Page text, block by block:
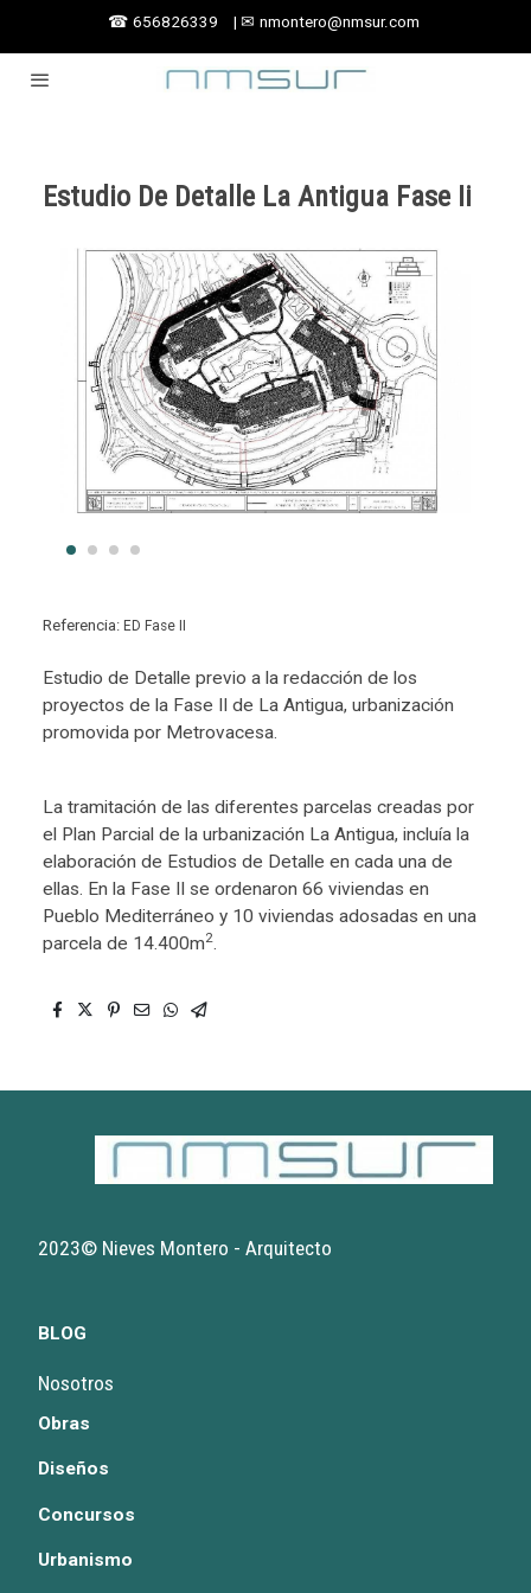
☎ 656826339 | ✉ nmontero@nmsur.com
Estudio De Detalle La Antigua Fase Ii
Referencia: ED Fase II
Estudio de Detalle previo a la redacción de los
proyectos de la Fase II de La Antigua, urbanización
promovida por Metrovacesa.
La tramitación de las diferentes parcelas creadas por
el Plan Parcial de la urbanización La Antigua, incluía la
elaboración de Estudios de Detalle en cada una de
ellas. En la Fase II se ordenaron 66 viviendas en
Pueblo Mediterráneo y 10 viviendas adosadas en una
parcela de 14.400m2
2023© Nieves Montero - Arquitecto
BLOG
Nosotros
Obras
Diseños
Concursos
Urbanismo